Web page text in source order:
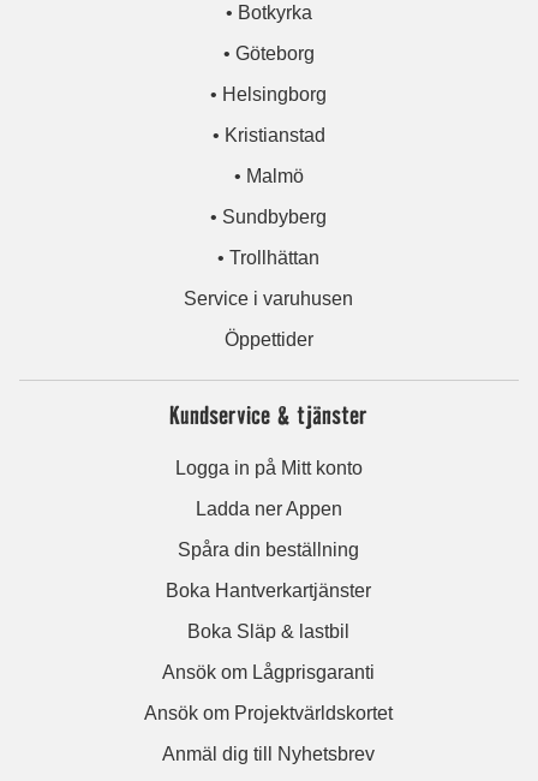
• Botkyrka
• Göteborg
• Helsingborg
• Kristianstad
• Malmö
• Sundbyberg
• Trollhättan
Service i varuhusen
Öppettider
Kundservice & tjänster
Logga in på Mitt konto
Ladda ner Appen
Spåra din beställning
Boka Hantverkartjänster
Boka Släp & lastbil
Ansök om Lågprisgaranti
Ansök om Projektvärldskortet
Anmäl dig till Nyhetsbrev